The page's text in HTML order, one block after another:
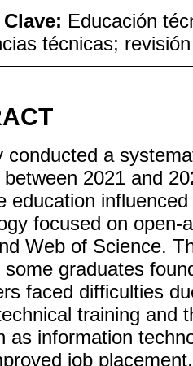
Educación
técnicas;
conducted a
between 2021 and
education
focused on
Web of Science.
some graduates
faced difficulties
training and
as information
job